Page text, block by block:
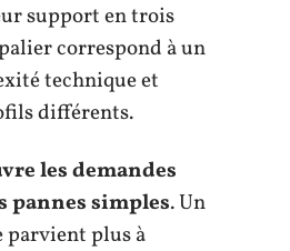
support en trois
correspond à un
technique et
différents.
les demandes
pannes simples. Un
parvient plus à